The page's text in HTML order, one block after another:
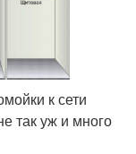
к сети
так уж и много